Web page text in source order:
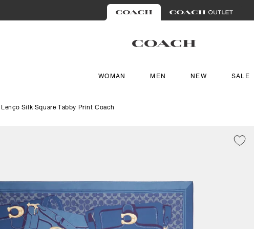
WOMAN MEN NEW SALE
Lenço Silk Square Tabby Print Coach